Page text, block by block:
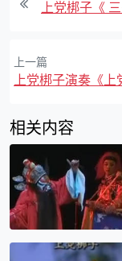
上一篇
上党梆子演奏《
相关内容